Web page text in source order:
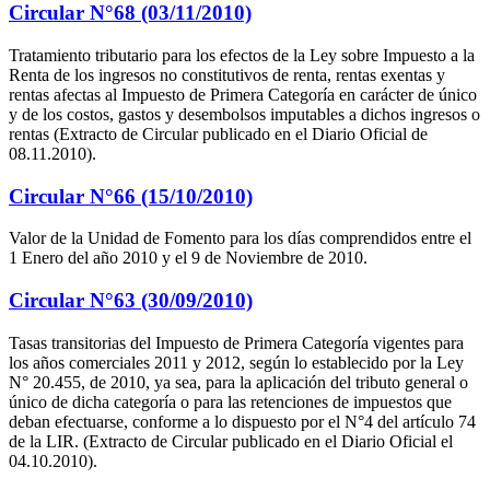
Circular N°68 (03/11/2010)
Tratamiento tributario para los efectos de la Ley sobre Impuesto a la
Renta de los ingresos no constitutivos de renta, rentas exentas y
rentas afectas al Impuesto de Primera Categoría en carácter de único
y de los costos, gastos y desembolsos imputables a dichos ingresos o
rentas (Extracto de Circular publicado en el Diario Oficial de
08.11.2010).
Circular N°66 (15/10/2010)
Valor de la Unidad de Fomento para los días comprendidos entre el
1 Enero del año 2010 y el 9 de Noviembre de 2010.
Circular N°63 (30/09/2010)
Tasas transitorias del Impuesto de Primera Categoría vigentes para
los años comerciales 2011 y 2012, según lo establecido por la Ley
N° 20.455, de 2010, ya sea, para la aplicación del tributo general o
único de dicha categoría o para las retenciones de impuestos que
deban efectuarse, conforme a lo dispuesto por el N°4 del artículo 74
de la LIR. (Extracto de Circular publicado en el Diario Oficial el
04.10.2010).